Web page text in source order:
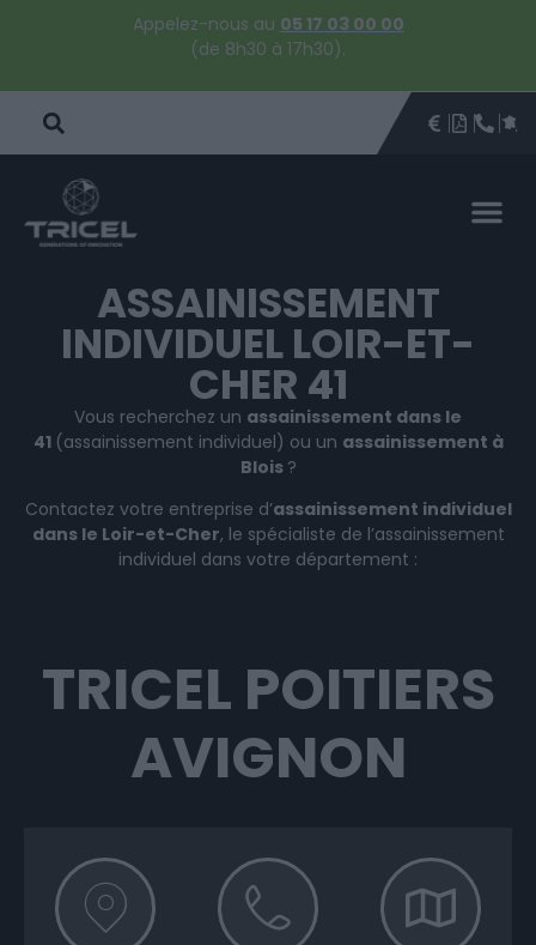
Appelez-nous au 05 17 03 00 00
(de 8h30 à 17h30).
DEVISÊTRE
ASSAINISSEMENT
INDIVIDUEL LOIR-ET-
CHER 41
Vous recherchez un assainissement dans le
41 (assainissement individuel) ou un assainissement à
Blois ?
Contactez votre entreprise d’assainissement individuel
dans le Loir-et-Cher, le spécialiste de l’assainissement
individuel dans votre département :
TRICEL POITIERS
AVIGNON